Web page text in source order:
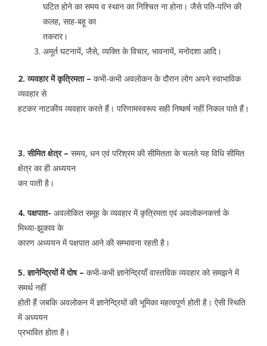
घटित होने का समय व स्थान का निश्चित ना होना। जैसे पति-पत्नि की
कलह, साह-बहू का
तकरार।
अमूर्त घटनायें, जैसे, व्यक्ति के विचार, भावनायें, मनोदशा आदि।
2. व्यवहार में कृत्रिमता – कभी-कभी अवलोकन के दौरान लोग अपने स्वाभाविक
व्यवहार से
हटकर नाटकीय व्यवहार करते हैं। परिणामस्वरूप सही निष्कर्ष नहीं निकल पाते हैं।
3. सीमित क्षेत्र – समय, धन एवं परिश्रम की सीमितता के चलते यह विधि सीमित
क्षेत्र का ही अध्ययन
कर पाती है।
4. पक्षपात- अवलोकित समूह के व्यवहार में कृत्रिमता एवं अवलोकनकर्त्ता के
मिथ्या-झुकाव के
कारण अध्ययन में पक्षपात आने की सम्भावना रहती है।
5. ज्ञानेन्द्रियों में दोष – कभी-कभी ज्ञानेन्द्रियाँ वास्तविक व्यवहार को समझने में
समर्थ नहीं
होती हैं जबकि अवलोकन में ज्ञानेन्द्रियों की भूमिका महत्वपूर्ण होती है। ऐसी स्थिति
में अध्ययन
प्रभावित होता है।